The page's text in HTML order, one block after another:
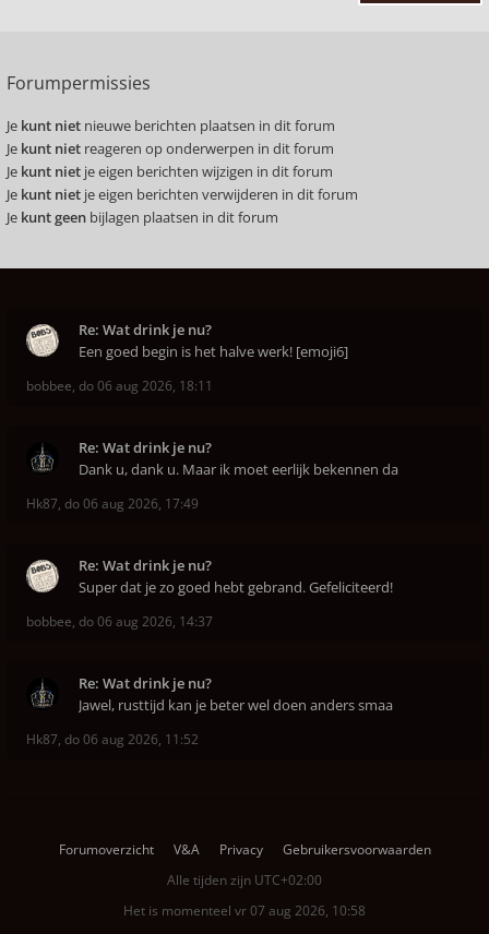
Forumpermissies
Je kunt niet nieuwe berichten plaatsen in dit forum
Je kunt niet reageren op onderwerpen in dit forum
Je kunt niet je eigen berichten wijzigen in dit forum
Je kunt niet je eigen berichten verwijderen in dit forum
Je kunt geen bijlagen plaatsen in dit forum
Re: Wat drink je nu?
Een goed begin is het halve werk! [emoji6]
bobbee, do 06 aug 2026, 18:11
Re: Wat drink je nu?
Dank u, dank u. Maar ik moet eerlijk bekennen da
Hk87, do 06 aug 2026, 17:49
Re: Wat drink je nu?
Super dat je zo goed hebt gebrand. Gefeliciteerd!
bobbee, do 06 aug 2026, 14:37
Re: Wat drink je nu?
Jawel, rusttijd kan je beter wel doen anders smaa
Hk87, do 06 aug 2026, 11:52
Forumoverzicht V&A Privacy
Gebruikersvoorwaarden
Alle tijden zijn UTC+02:00
Het is momenteel vr 07 aug 2026, 10:58